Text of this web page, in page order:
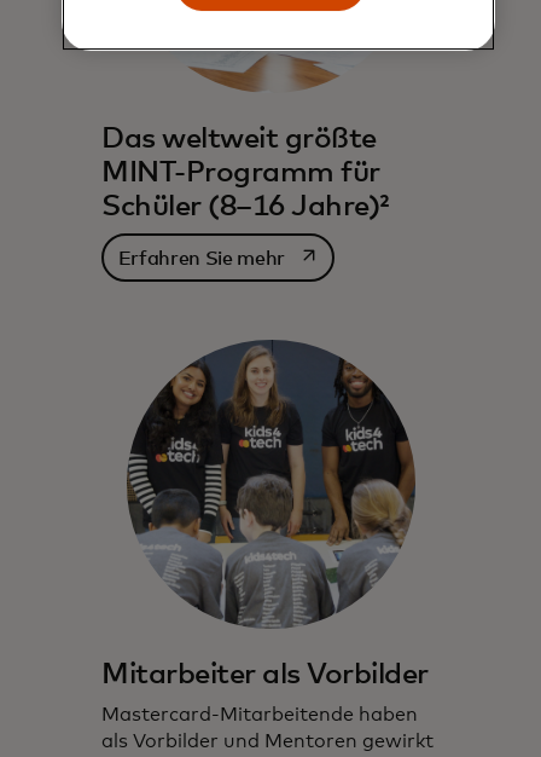
Das weltweit größte
MINT-Programm für
Schüler (8–16 Jahre)²
Erfahren Sie mehrwird in einer neuen
Mitarbeiter als Vorbilder
Mastercard-Mitarbeitende haben
als Vorbilder und Mentoren gewirkt